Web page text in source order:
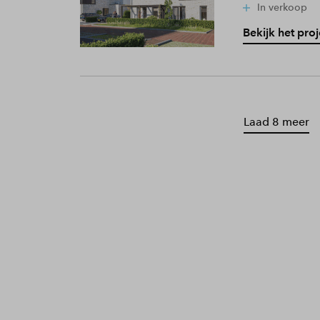
In verkoop
Bekijk het
Laad 8 meer